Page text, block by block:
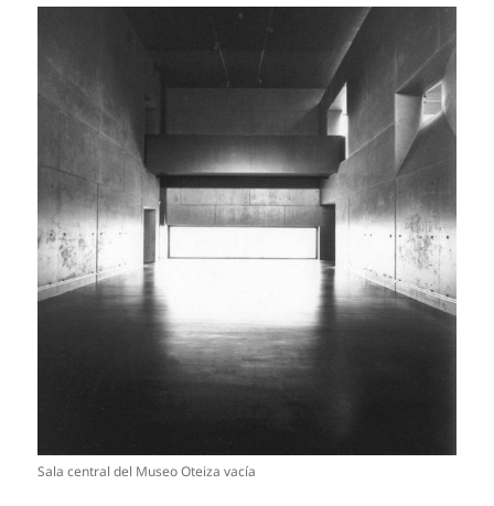
Sala central del Museo Oteiza vacía